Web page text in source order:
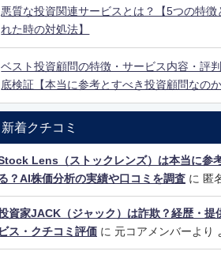
悪質な投資関連サービスとは？【5つの特徴
れた時の対処法】
ベスト投資顧問の特徴・サービス内容・評
底検証【本当に参考とすべき投資顧問なのか
新着クチコミ
Lens（ストックレンズ）は本当に参
？AI株価分析の実績や口コミを調査 に 匿
資家JACK（ジャック）は詐欺？経歴・提
ビス・クチコミ評価 に 元コアメンバーより